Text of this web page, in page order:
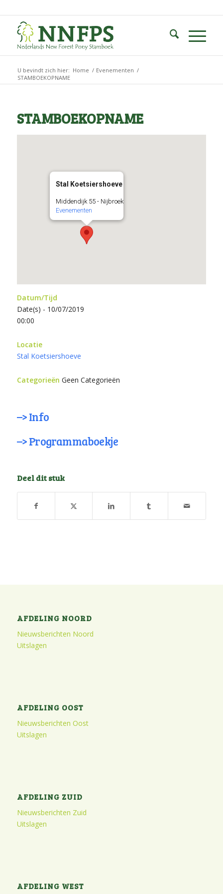
U bevindt zich hier: Home / Evenementen /
STAMBOEKOPNAME
STAMBOEKOPNAME
Stal Koetsiershoeve
Middendijk 55 - Nijbroek
Evenementen
Datum/Tijd
Date(s) - 10/07/2019
00:00
Locatie
Stal Koetsiershoeve
Categorieën Geen Categorieën
–> Info
–> Programmaboekje
Deel dit stuk
AFDELING NOORD
Nieuwsberichten Noord
Uitslagen
AFDELING OOST
Nieuwsberichten Oost
Uitslagen
AFDELING ZUID
Nieuwsberichten Zuid
Uitslagen
AFDELING WEST